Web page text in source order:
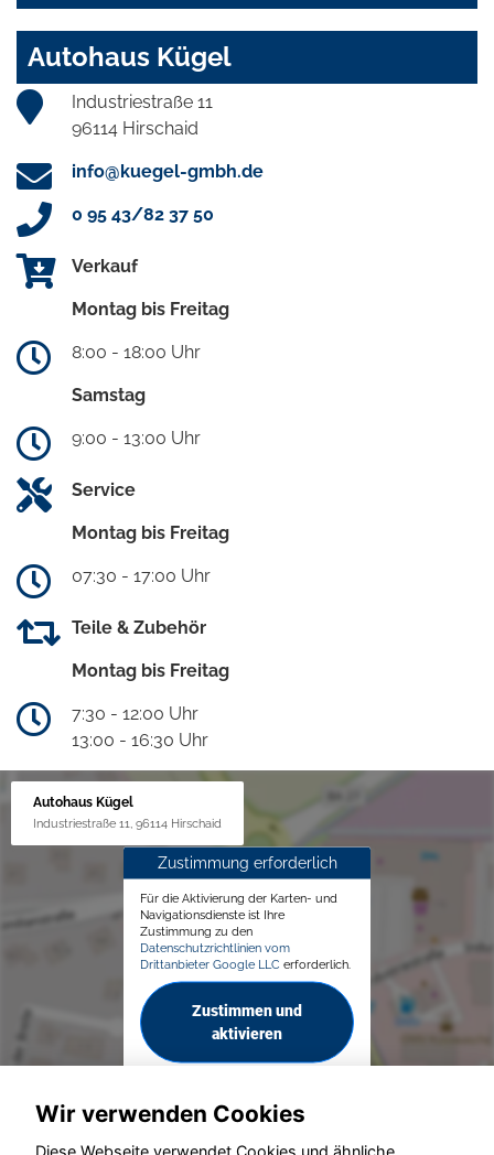
Autohaus Kügel
Industriestraße 11
96114 Hirschaid
info@kuegel-gmbh.de
0 95 43/82 37 50
Verkauf
Montag bis Freitag
8:00 - 18:00 Uhr
Samstag
9:00 - 13:00 Uhr
Service
Montag bis Freitag
07:30 - 17:00 Uhr
Teile & Zubehör
Montag bis Freitag
7:30 - 12:00 Uhr
13:00 - 16:30 Uhr
Autohaus Kügel
Industriestraße 11, 96114 Hirschaid
Zustimmung erforderlich
Für die Aktivierung der Karten- und
Navigationsdienste ist Ihre
Zustimmung zu den
Datenschutzrichtlinien vom
Drittanbieter Google LLC erforderlich.
Zustimmen und
aktivieren
Wir verwenden Cookies
Diese Webseite verwendet Cookies und ähnliche